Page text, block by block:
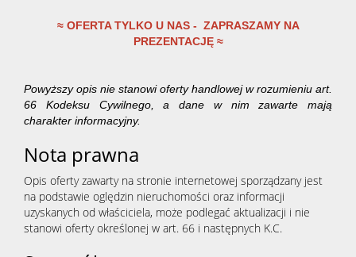
≈ OFERTA TYLKO U NAS - ZAPRASZAMY NA
PREZENTACJĘ ≈
Powyższy opis nie stanowi oferty handlowej w rozumieniu art.
66 Kodeksu Cywilnego, a dane w nim zawarte mają
charakter informacyjny.
Nota prawna
Opis oferty zawarty na stronie internetowej sporządzany jest
na podstawie oględzin nieruchomości oraz informacji
uzyskanych od właściciela, może podlegać aktualizacji i nie
stanowi oferty określonej w art. 66 i następnych K.C.